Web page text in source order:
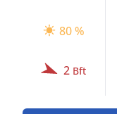
80 %
2 Bft